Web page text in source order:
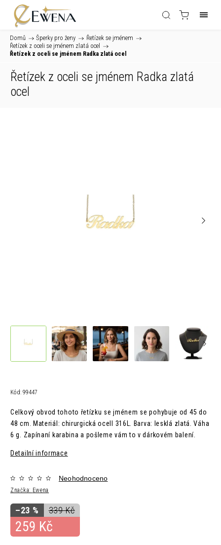
Domů / Šperky pro ženy / Řetízek se jménem /
Řetízek z oceli se jménem zlatá ocel /
Řetízek z oceli se jménem Radka zlatá ocel
Řetízek z oceli se jménem Radka zlatá
ocel
Kód: 99447
Celkový obvod tohoto řetízku se jménem se pohybuje od 45 do
48 cm.
Materiál: chirurgická ocelI 316L. Barva: lesklá zlatá.Váha
6 g. Zapínaní karabina a pošleme vám to vdárkovém balení.
Detailní informace
Značka: Ewena
Neohodnoceno
339 Kč
–23 %
259 Kč